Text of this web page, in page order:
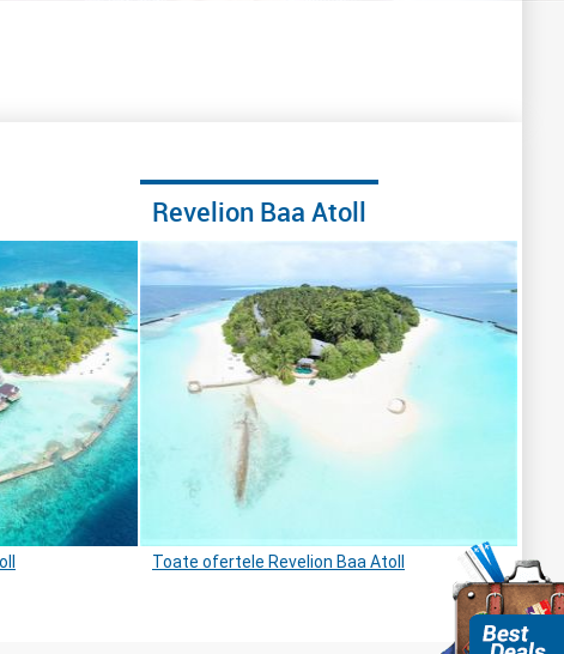
Revelion Baa Atoll
Toate ofertele Revelion Baa Atoll